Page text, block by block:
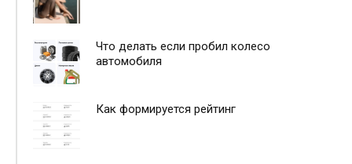
Что делать если пробил колесо
автомобиля
Как формируется рейтинг